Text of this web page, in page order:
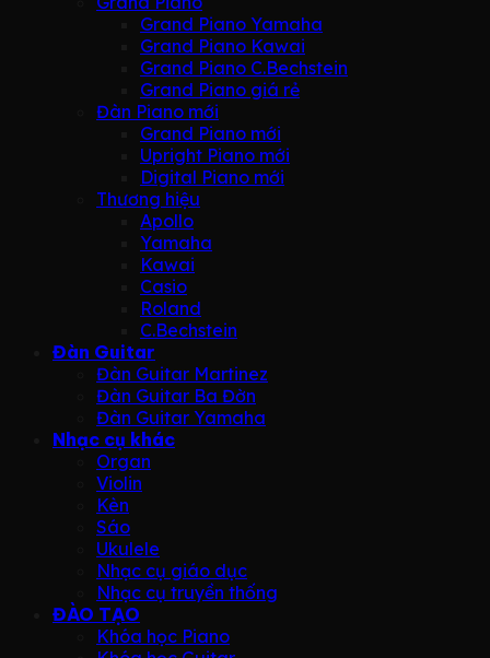
Grand Piano Yamaha
Grand Piano Kawai
Grand Piano C.Bechstein
Grand Piano giá rẻ
Đàn Piano mới
Grand Piano mới
Upright Piano mới
Digital Piano mới
Thương hiệu
Apollo
Yamaha
Kawai
Casio
Roland
C.Bechstein
Đàn Guitar
Đàn Guitar Martinez
Đàn Guitar Ba Đờn
Đàn Guitar Yamaha
Nhạc cụ khác
Organ
Violin
Kèn
Sáo
Ukulele
Nhạc cụ giáo dục
Nhạc cụ truyền thống
ĐÀO TẠO
Khóa học Piano